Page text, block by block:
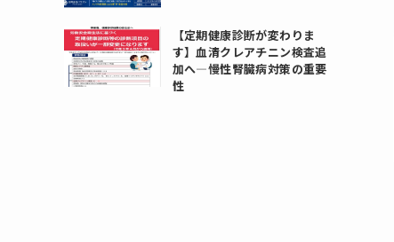
【定期健康診断が変わりま
す】血清クレアチニン検査追
加へ―慢性腎臓病対策の重要
性